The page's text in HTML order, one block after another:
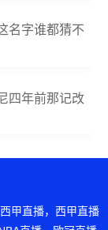
名字谁都猜不
四年前那记改
甲直播，西甲直播